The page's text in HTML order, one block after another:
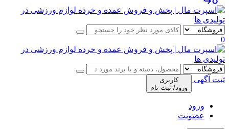
0
ثبت آگهی
کاربری
ورود/ ثبت نام
ورود
عضویت